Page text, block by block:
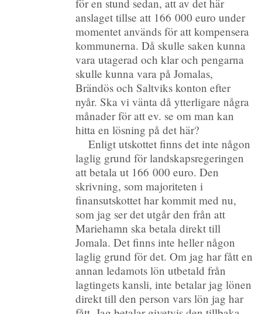
för en stund sedan, att av det här
anslaget tillse att 166 000 euro under
momentet används för att kompensera
kommunerna. Då skulle saken kunna
vara utagerad och klar och pengarna
skulle kunna vara på Jomalas,
Brändös och Saltviks konton efter
nyår. Ska vi vänta då ytterligare några
månader för att ev. se om man kan
hitta en lösning på det här?
Enligt utskottet finns det inte någon
laglig grund för landskapsregeringen
att betala ut 166 000 euro. Den
skrivning, som majoriteten i
finansutskottet har kommit med nu,
som jag ser det utgår den från att
Mariehamn ska betala direkt till
Jomala. Det finns inte heller någon
laglig grund för det. Om jag har fått en
annan ledamots lön utbetald från
lagtingets kansli, inte betalar jag lönen
direkt till den person vars lön jag har